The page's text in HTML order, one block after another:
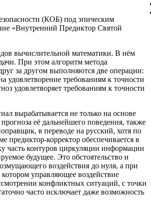
(КОБ) под эпическим
«Внутренний Предиктор Святой
вычислительной математики. В нём
При этом алгоритм метода
за другом выполняются две операции:
удовлетворение требованиям к точности
удовлетворяет требованиям к точности
вырабатывается не только на основе
её дальнейшего поведения, также
в переводе на русский, хотя по
предиктор-корректор обеспечивается в
часть контуров циркуляции информации
будущее. Это обстоятельство и
воздействия до нуля, а при
управляющее воздействие
конфликтных ситуаций, с точки
часто исключает даже возможность